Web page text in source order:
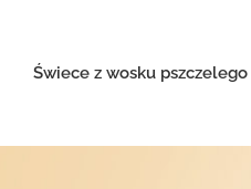
Świece z wosku pszczelego